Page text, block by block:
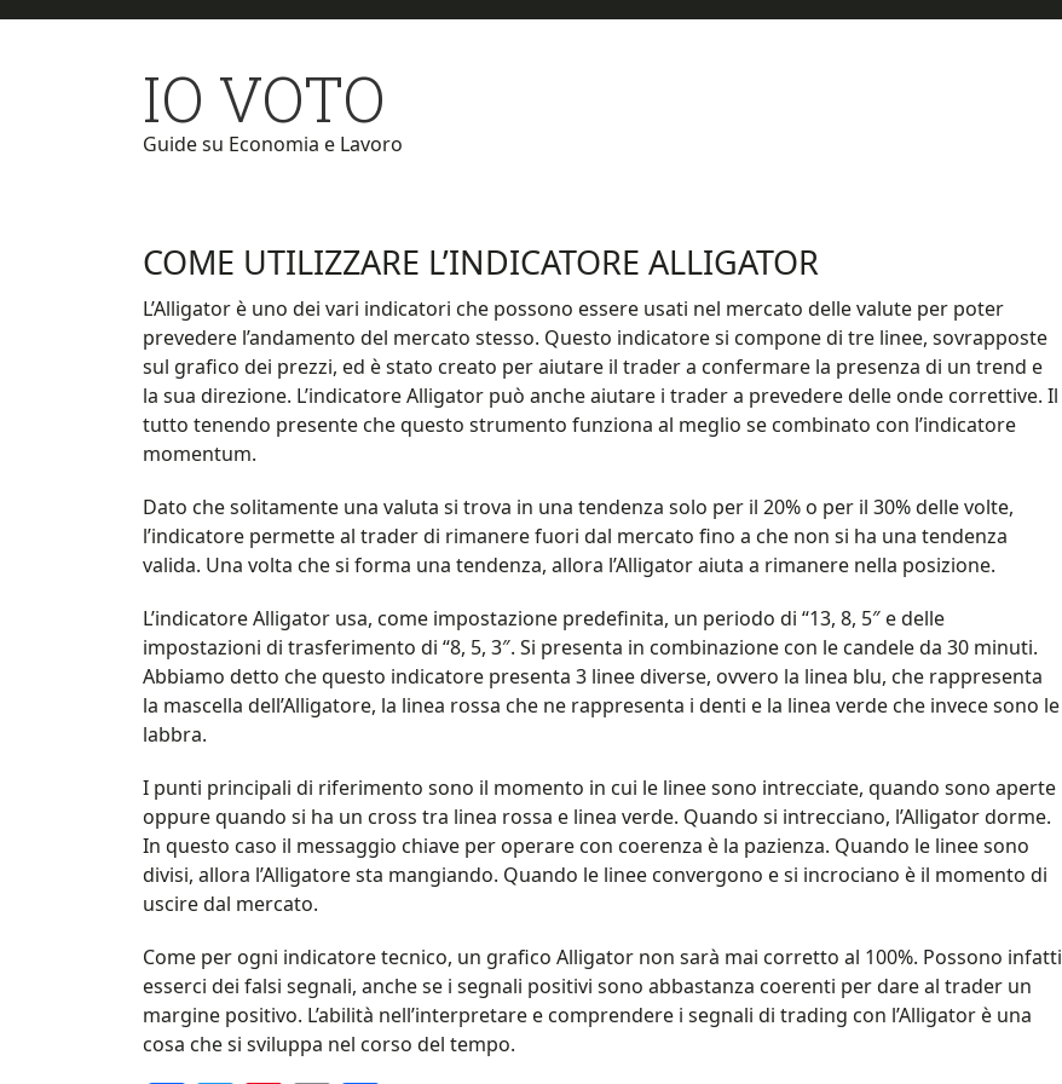
Skip
Skip
IO VOTO
Guide su Economia e Lavoro
COME UTILIZZARE L’INDICATORE ALLIGATOR
L’Alligator è uno dei vari indicatori che possono essere usati nel mercato delle valute per poter
prevedere l’andamento del mercato stesso. Questo indicatore si compone di tre linee, sovrapposte
sul grafico dei prezzi, ed è stato creato per aiutare il trader a confermare la presenza di un trend e
la sua direzione. L’indicatore Alligator può anche aiutare i trader a prevedere delle onde correttive. Il
tutto tenendo presente che questo strumento funziona al meglio se combinato con l’indicatore
momentum.
Dato che solitamente una valuta si trova in una tendenza solo per il 20% o per il 30% delle volte,
l’indicatore permette al trader di rimanere fuori dal mercato fino a che non si ha una tendenza
valida. Una volta che si forma una tendenza, allora l’Alligator aiuta a rimanere nella posizione.
L’indicatore Alligator usa, come impostazione predefinita, un periodo di “13, 8, 5″ e delle
impostazioni di trasferimento di “8, 5, 3″. Si presenta in combinazione con le candele da 30 minuti.
Abbiamo detto che questo indicatore presenta 3 linee diverse, ovvero la linea blu, che rappresenta
la mascella dell’Alligatore, la linea rossa che ne rappresenta i denti e la linea verde che invece sono le
labbra.
I punti principali di riferimento sono il momento in cui le linee sono intrecciate, quando sono aperte
oppure quando si ha un cross tra linea rossa e linea verde. Quando si intrecciano, l’Alligator dorme.
In questo caso il messaggio chiave per operare con coerenza è la pazienza. Quando le linee sono
divisi, allora l’Alligatore sta mangiando. Quando le linee convergono e si incrociano è il momento di
uscire dal mercato.
Come per ogni indicatore tecnico, un grafico Alligator non sarà mai corretto al 100%. Possono infatti
esserci dei falsi segnali, anche se i segnali positivi sono abbastanza coerenti per dare al trader un
margine positivo. L’abilità nell’interpretare e comprendere i segnali di trading con l’Alligator è una
cosa che si sviluppa nel corso del tempo.